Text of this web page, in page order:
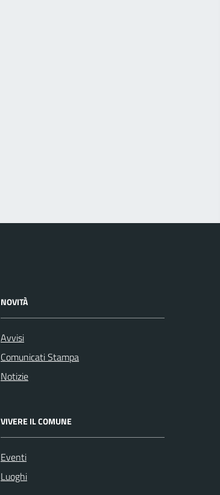
NOVITÀ
Avvisi
Comunicati Stampa
Notizie
VIVERE IL COMUNE
Eventi
Luoghi